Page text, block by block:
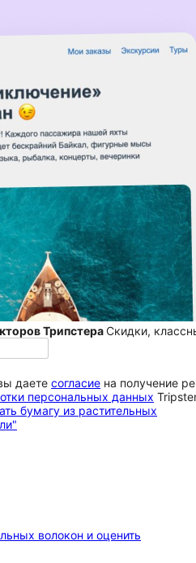
ТрипстераСкидки,
даете согласие на получение
персональных данных
волокон и оценить